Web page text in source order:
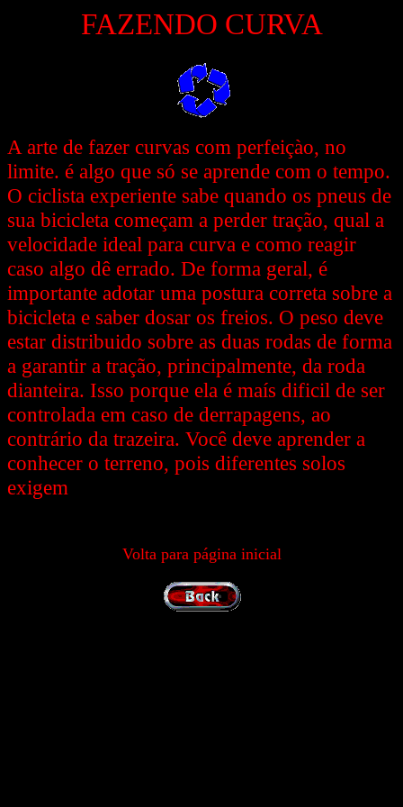
FAZENDO CURVA
A arte de fazer curvas com perfeiçào, no
limite. é algo que só se aprende com o tempo.
O ciclista experiente sabe quando os pneus de
sua bicicleta começam a perder tração, qual a
velocidade ideal para curva e como reagir
caso algo dê errado. De forma geral, é
importante adotar uma postura correta sobre a
bicicleta e saber dosar os freios. O peso deve
estar distribuido sobre as duas rodas de forma
a garantir a tração, principalmente, da roda
dianteira. Isso porque ela é maís dificil de ser
controlada em caso de derrapagens, ao
contrário da trazeira. Você deve aprender a
conhecer o terreno, pois diferentes solos
exigem
Volta para página inicial